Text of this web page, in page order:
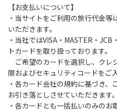
は、お持ち帰りをお願いします。
【禁止事項】
カラオケ、発電機、地面での
ァイヤー、打ち上げ式花火、テ
【注意事項】
当キャンプ場のそばを流れる
時間で増水し、川原で遊んでい
すく、過去にも増水により人が
【お支払いについて】
・当サイトをご利用の旅行代金
いただきます。
・当社ではVISA・MASTER・
トカードを取り扱っております。
ご希望のカードを選択し、クレ
限およびセキュリティコードをご
・各カード会社の規約に基づき
お引き落としさせていただきます。
・各カードとも一括払いのみのお